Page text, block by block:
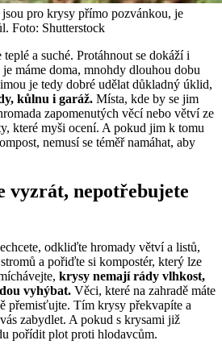
pro krysy přímo pozvánkou, je
Foto: Shutterstock
a suché. Protáhnout se dokáží i
máme doma, mnohdy dlouhou dobu
je tedy dobré udělat důkladný úklid,
kůlnu i garáž. Místa, kde by se jim
zapomenutých věcí nebo větví ze
které myši ocení. A pokud jim k tomu
nemusí se téměř namáhat, aby
vyzrát, nepotřebujete
odkliďte hromady větví a listů,
a pořiďte si kompostér, který lze
krysy nemají rády vlhkost,
vyhýbat. Věci, které na zahradě máte
přemisťujte. Tím krysy překvapíte a
zabydlet. A pokud s krysami již
pořídit plot proti hlodavcům.